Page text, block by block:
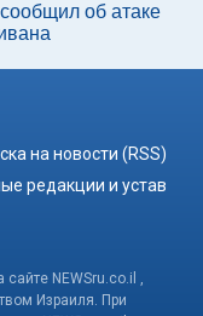
об атаке
на новости (RSS)
редакции и устав
NEWSru.co.il ,
Израиля. При